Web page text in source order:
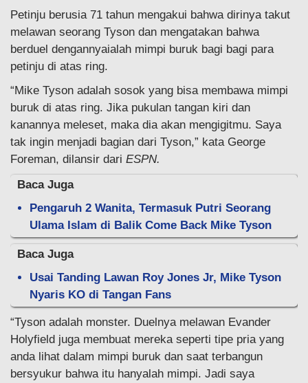
Petinju berusia 71 tahun mengakui bahwa dirinya takut
melawan seorang Tyson dan mengatakan bahwa
berduel dengannyaialah mimpi buruk bagi bagi para
petinju di atas ring.
“Mike Tyson adalah sosok yang bisa membawa mimpi
buruk di atas ring. Jika pukulan tangan kiri dan
kanannya meleset, maka dia akan mengigitmu. Saya
tak ingin menjadi bagian dari Tyson,” kata George
Foreman, dilansir dari ESPN.
Baca Juga
Pengaruh 2 Wanita, Termasuk Putri Seorang
Ulama Islam di Balik Come Back Mike Tyson
Baca Juga
Usai Tanding Lawan Roy Jones Jr, Mike Tyson
Nyaris KO di Tangan Fans
“Tyson adalah monster. Duelnya melawan Evander
Holyfield juga membuat mereka seperti tipe pria yang
anda lihat dalam mimpi buruk dan saat terbangun
bersyukur bahwa itu hanyalah mimpi. Jadi saya